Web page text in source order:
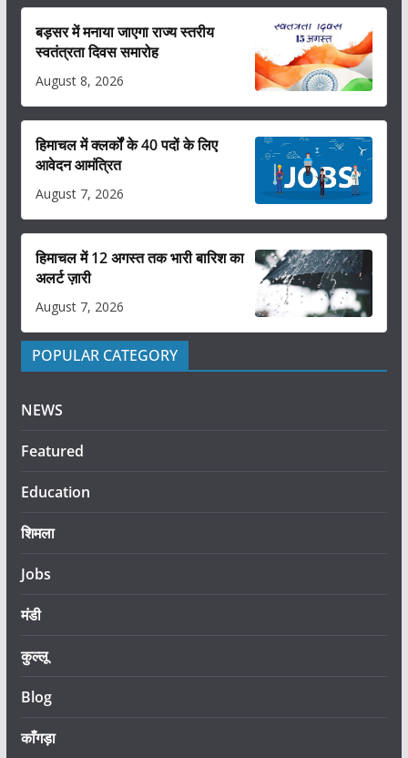
बड़सर में मनाया जाएगा राज्य स्तरीय
स्वतंत्रता दिवस समारोह
August 8, 2026
हिमाचल में क्लर्कों के 40 पदों के लिए
आवेदन आमंत्रित
August 7, 2026
हिमाचल में 12 अगस्त तक भारी बारिश का
अलर्ट ज़ारी
August 7, 2026
POPULAR CATEGORY
NEWS
Featured
Education
शिमला
Jobs
मंडी
कुल्लू
Blog
काँगड़ा